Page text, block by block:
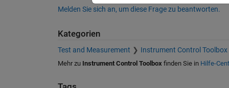
Melden Sie sich an, um diese Frage zu beantworten.
Kategorien
Test and Measurement Instrument Control Toolbox
Mehr zu Instrument Control Toolboxfinden Sie in Hilfe-